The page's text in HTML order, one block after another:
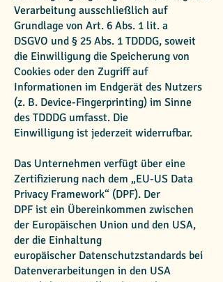
Verarbeitung ausschließlich auf
Grundlage von Art. 6 Abs. 1 lit. a
DSGVO und § 25 Abs. 1 TDDDG, soweit
die Einwilligung die Speicherung von
Cookies oder den Zugriff auf
Informationen im Endgerät des Nutzers
(z. B. Device-Fingerprinting) im Sinne
des TDDDG umfasst. Die
Einwilligung ist jederzeit widerrufbar.
Das Unternehmen verfügt über eine
Zertifizierung nach dem „EU-US Data
Privacy Framework“ (DPF). Der
DPF ist ein Übereinkommen zwischen
der Europäischen Union und den USA,
der die Einhaltung
europäischer Datenschutzstandards bei
Datenverarbeitungen in den USA